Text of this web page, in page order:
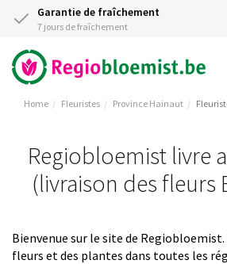
Garantie de fraîchement
7 jours de fraîchement
Home Fleuristes Province Hainaut
Regiobloemist livre
(livraison des fleurs
Bienvenue sur le site de
fleurs et des plantes dans toutes les